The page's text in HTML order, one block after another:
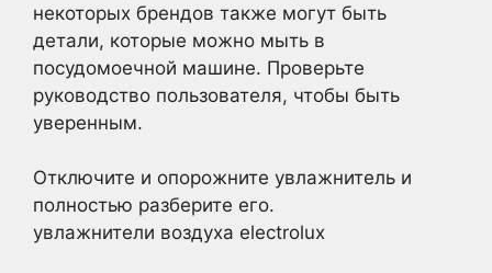
некоторых брендов также могут быть
детали, которые можно мыть в
посудомоечной машине. Проверьте
руководство пользователя, чтобы быть
уверенным.
Отключите и опорожните увлажнитель и
полностью разберите его.
увлажнители воздуха electrolux